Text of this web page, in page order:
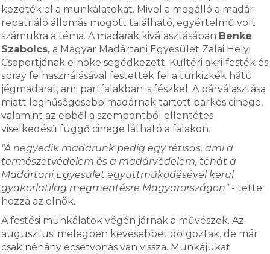
kezdték el a munkálatokat. Mivel a megálló a madár
repatriáló állomás mögött található, egyértelmű volt
számukra a téma. A madarak kiválasztásában Benke
Szabolcs, a Magyar Madártani Egyesület Zalai Helyi
Csoportjának elnöke segédkezett. Kültéri akrilfesték és
spray felhasználásával festették fel a türkizkék hátú
jégmadarat, ami partfalakban is fészkel. A párválasztása
miatt leghűségesebb madárnak tartott barkós cinege,
valamint az ebből a szempontból ellentétes
viselkedésű függő cinege látható a falakon.
"A negyedik madarunk pedig egy rétisas, ami a
természetvédelem és a madárvédelem, tehát a
Madártani Egyesület együttműködésével kerül
gyakorlatilag megmentésre Magyarországon" - tette
hozzá az elnök.
A festési munkálatok végén járnak a művészek. Az
augusztusi melegben kevesebbet dolgoztak, de már
csak néhány ecsetvonás van vissza. Munkájukat